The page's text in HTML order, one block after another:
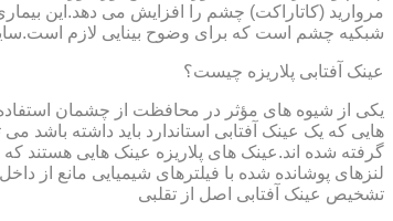
مروارید (کاتاراکت) چشم را افزایش می دهد.این
شبکیه چشم است که برای وضوح بینایی لازم
عینک آفتابی پلاریزه چیست؟
یکی از شیوه های مؤثر در محافظت از چشمان
گرفته شده اند.عینک های پلاریزه عینک هایی هستند
لنزهای پوشانده شده با فیلترهای شیمیایی مانع از
تشخیص عینک آفتابی اصل از تقلبی